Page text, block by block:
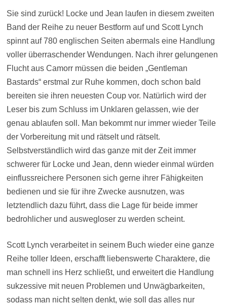
Sie sind zurück! Locke und Jean laufen in diesem zweiten
Band der Reihe zu neuer Bestform auf und Scott Lynch
spinnt auf 780 englischen Seiten abermals eine Handlung
voller überraschender Wendungen. Nach ihrer gelungenen
Flucht aus Camorr müssen die beiden „Gentleman
Bastards“ erstmal zur Ruhe kommen, doch schon bald
bereiten sie ihren neuesten Coup vor. Natürlich wird der
Leser bis zum Schluss im Unklaren gelassen, wie der
genau ablaufen soll. Man bekommt nur immer wieder Teile
der Vorbereitung mit und rätselt und rätselt.
Selbstverständlich wird das ganze mit der Zeit immer
schwerer für Locke und Jean, denn wieder einmal würden
einflussreichere Personen sich gerne ihrer Fähigkeiten
bedienen und sie für ihre Zwecke ausnutzen, was
letztendlich dazu führt, dass die Lage für beide immer
bedrohlicher und auswegloser zu werden scheint.
Scott Lynch verarbeitet in seinem Buch wieder eine ganze
Reihe toller Ideen, erschafft liebenswerte Charaktere, die
man schnell ins Herz schließt, und erweitert die Handlung
sukzessive mit neuen Problemen und Unwägbarkeiten,
sodass man nicht selten denkt, wie soll das alles nur